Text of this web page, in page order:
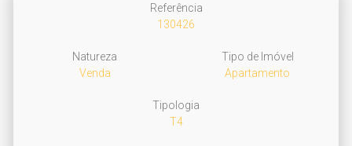
Referência
130426
Natureza
Venda
Tipo de Imóvel
Apartamento
Tipologia
T4